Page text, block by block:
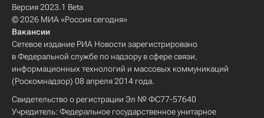
Версия 2023.1 Beta
© 2026 МИА «Россия сегодня»
Вакансии
Сетевое издание РИА Новости зарегистрировано
в Федеральной службе по надзору в сфере связи,
информационных технологий и массовых коммуникаций
(Роскомнадзор) 08 апреля 2014 года.
Свидетельство о регистрации Эл № ФС77-57640
Учредитель: Федеральное государственное унитарное